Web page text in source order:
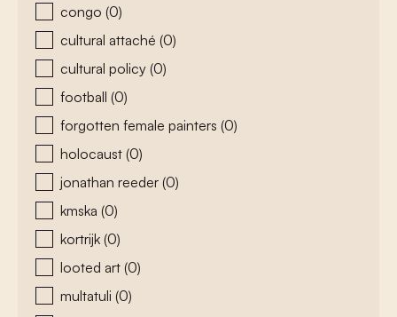
congo (0)
cultural attaché (0)
cultural policy (0)
football (0)
forgotten female painters (0)
holocaust (0)
jonathan reeder (0)
kmska (0)
kortrijk (0)
looted art (0)
multatuli (0)